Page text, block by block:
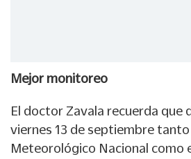
Mejor monitoreo
El doctor Zavala recuerda que
viernes 13 de septiembre tanto
Meteorológico Nacional como